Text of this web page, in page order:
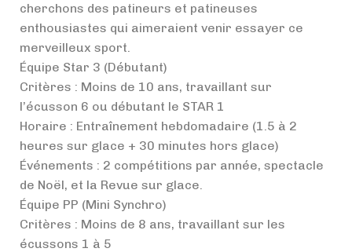
cherchons des patineurs et patineuses
enthousiastes qui aimeraient venir essayer ce
merveilleux sport.
Équipe Star 3 (Débutant)
Critères : Moins de 10 ans, travaillant sur
l’écusson 6 ou débutant le STAR 1
Horaire : Entraînement hebdomadaire (1.5 à 2
heures sur glace + 30 minutes hors glace)
Événements : 2 compétitions par année, spectacle
de Noël, et la Revue sur glace.
Équipe PP (Mini Synchro)
Critères : Moins de 8 ans, travaillant sur les
écussons 1 à 5